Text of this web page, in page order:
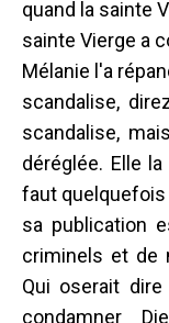
quand la sainte
sainte Vierge a
Mélanie l'a
scandalise,
scandalise,
déréglée. Elle
faut quelquefois
sa publication
criminels et de
Qui oserait
condamner